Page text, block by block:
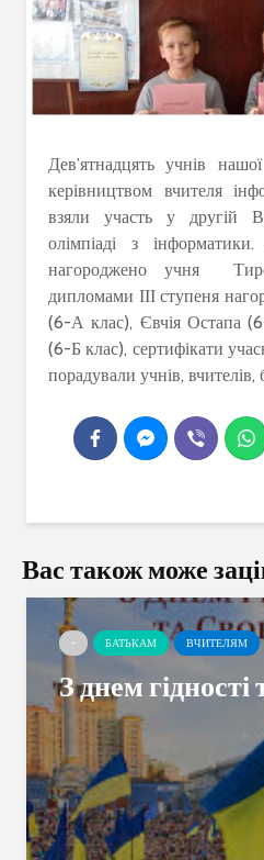
Дев’ятнадцять учнів
керівництвом вчителя
взяли участь у другій
олімпіаді з
нагороджено учня
дипломами ІІІ ступеня
(6-А клас), Євчія Остапа
(6-Б клас), сертифікати
порадували учнів, вчителів,
Вас також може
- БАТЬКАМ ВЧИТЕЛЯМ
З днем гідності